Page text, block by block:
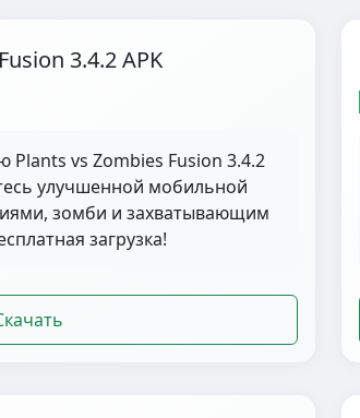
3.4.2 APK
Plants vs Zombies Fusion 3.4.2
улучшенной мобильной
зомби и захватывающим
загрузка!